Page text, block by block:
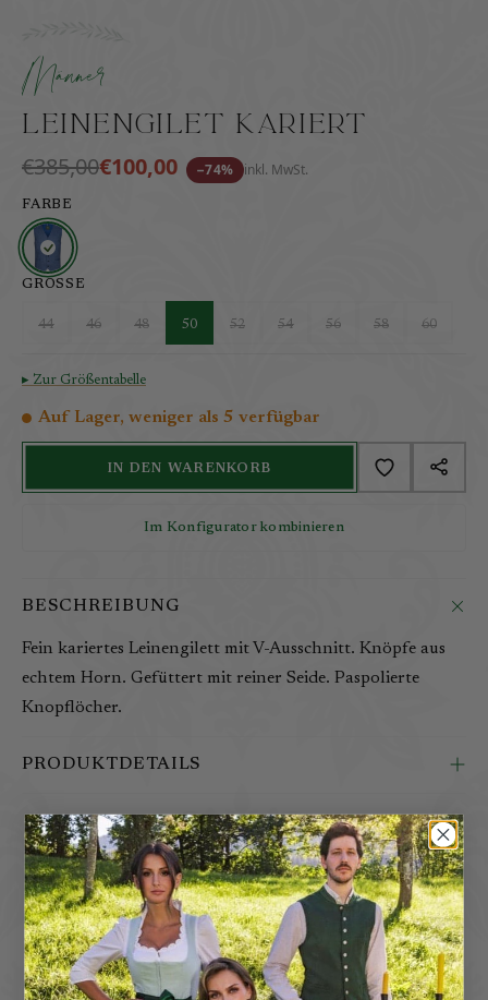
Männer
Leinengilet kariert
€385,00€100,00 −74% inkl. MwSt.
FARBE
GRÖSSE
44 46 48 50 52 54 56 58 60
▸ Zur Größentabelle
Auf Lager, weniger als 5 verfügbar
IN DEN WARENKORB
Im Konfigurator kombinieren
BESCHREIBUNG
Fein kariertes Leinengilett mit V-Ausschnitt. Knöpfe aus
echtem Horn. Gefüttert mit reiner Seide. Paspolierte
Knopflöcher.
PRODUKTDETAILS
Dazu
PASSEND